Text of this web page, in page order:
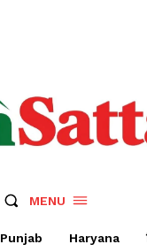
MENU
Punjab Haryana